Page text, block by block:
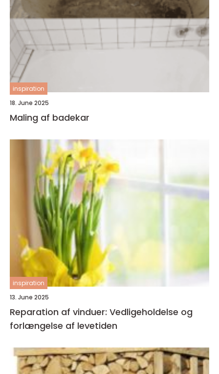
inspiration
18. June 2025
Maling af badekar
inspiration
13. June 2025
Reparation af vinduer: Vedligeholdelse og
forlængelse af levetiden